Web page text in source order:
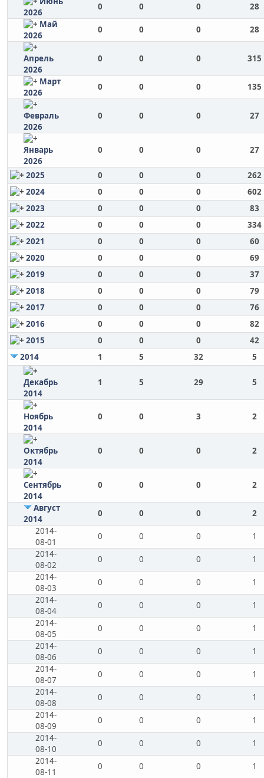
2026
0 0 0
28
Май
2026
0 0 0 28
Апрель
2026
0 0 0 315
Март
2026
0 0 0 135
Февраль
2026
0 0 0 27
Январь
2026
0 0 0 27
2025 0 0 0
262
2024
0 0 0
602
2023
0 0 0
83
2022
0 0 0
334
2021
0 0 0
60
2020
0 0 0
69
2019
0 0 0
37
2018
0 0 0
79
2017
0 0 0
76
2016
0 0 0
82
2015
0 0 0
42
2014
1 5 32 5
Декабрь
2014
1 5 29 5
Ноябрь
2014
0 0 3 2
Октябрь
2014
0 0 0 2
Сентябрь
2014
0 0 0 2
Август
2014
0 0 0
2
2014-
08-01
0 0 0
1
2014-
08-02
0 0 0
1
2014-
08-03
0 0 0
1
2014-
08-04
0 0 0
1
2014-
08-05
0 0 0
1
2014-
08-06
0 0 0
1
2014-
08-07
0 0 0
1
2014-
08-08
0 0 0
1
2014-
08-09
0 0 0
1
2014-
08-10
0 0 0
1
2014-
08-11
0 0 0
1